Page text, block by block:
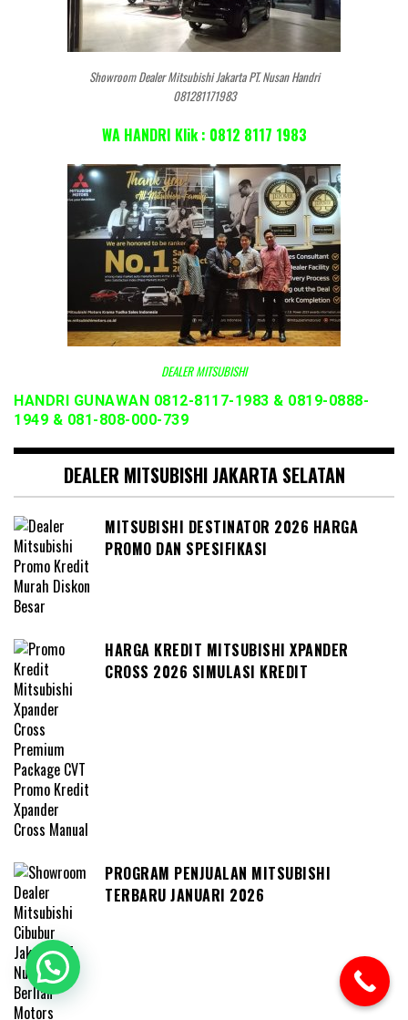
Showroom Dealer Mitsubishi Jakarta PT. Nusan Handri
081281171983
WA HANDRI Klik : 0812 8117 1983
DEALER MITSUBISHI
HANDRI GUNAWAN 0812-8117-1983 & 0819-0888-
1949 & 081-808-000-739
DEALER MITSUBISHI JAKARTA SELATAN
MITSUBISHI DESTINATOR 2026 HARGA
PROMO DAN SPESIFIKASI
HARGA KREDIT MITSUBISHI XPANDER
CROSS 2026 SIMULASI KREDIT
PROGRAM PENJUALAN MITSUBISHI
TERBARU JANUARI 2026